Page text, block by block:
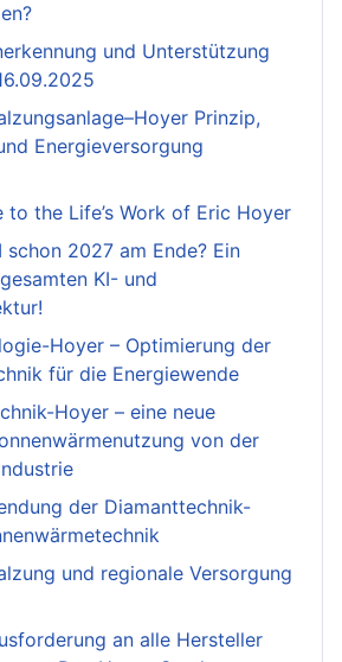
und Unterstützung
Prinzip,
Energieversorgung
to the Life’s Work of Eric Hoyer
schon 2027 am Ende? Ein
KI- und
Hoyer – Optimierung der
für die Energiewende
Hoyer – eine neue
von der
der Diamanttechnik-
und regionale Versorgung
an alle Hersteller